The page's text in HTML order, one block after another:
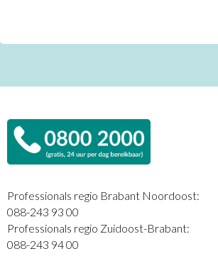
Professionals regio Brabant Noordoost:
088-243 93 00
Professionals regio Zuidoost-Brabant:
088-243 94 00